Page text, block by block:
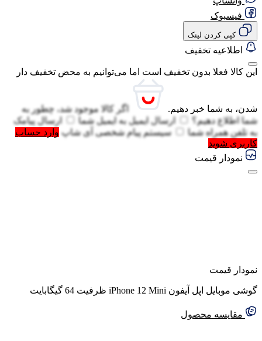
فیسبوک
کپی کردن لینک
اطلاعیه تخفیف
این کالا فعلا بدون تخفیف است اما می‌توانیم به محض تخفیف دار
شدن، به شما خبر دهیم.
اگر کالا موجود شد، چطور به
شما اطلاع دهیم؟
ارسال ایمیل به ایمیل شما
ارسال پیامک
به تلفن همراه شما سیستم پیام شخصی آی شاپ وارد حساب
کاربری شوید
نمودار قیمت
نمودار قیمت
گوشی موبایل اپل آیفون iPhone 12 Mini ظرفیت 64 گیگابایت
مقایسه محصول